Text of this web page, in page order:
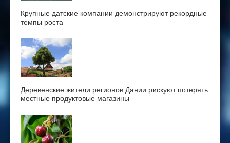
Крупные датские компании демонстрируют рекордные
темпы роста
Деревенские жители регионов Дании рискуют потерять
местные продуктовые магазины